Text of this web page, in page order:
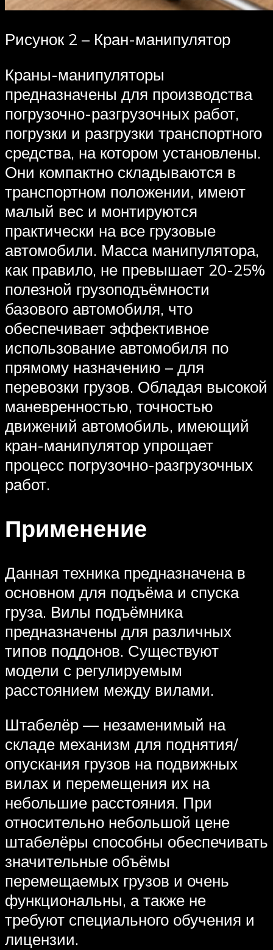
Рисунок 2 – Кран-манипулятор
Краны-манипуляторы
предназначены для производства
погрузочно-разгрузочных работ,
погрузки и разгрузки транспортного
средства, на котором установлены.
Они компактно складываются в
транспортном положении, имеют
малый вес и монтируются
практически на все грузовые
автомобили. Масса манипулятора,
как правило, не превышает 20-25%
полезной грузоподъёмности
базового автомобиля, что
обеспечивает эффективное
использование автомобиля по
прямому назначению – для
перевозки грузов. Обладая высокой
маневренностью, точностью
движений автомобиль, имеющий
кран-манипулятор упрощает
процесс погрузочно-разгрузочных
работ.
Применение
Данная техника предназначена в
основном для подъёма и спуска
груза. Вилы подъёмника
предназначены для различных
типов поддонов. Существуют
модели с регулируемым
расстоянием между вилами.
Штабелёр — незаменимый на
складе механизм для поднятия/
опускания грузов на подвижных
вилах и перемещения их на
небольшие расстояния. При
относительно небольшой цене
штабелёры способны обеспечивать
значительные объёмы
перемещаемых грузов и очень
функциональны, а также не
требуют специального обучения и
лицензии.